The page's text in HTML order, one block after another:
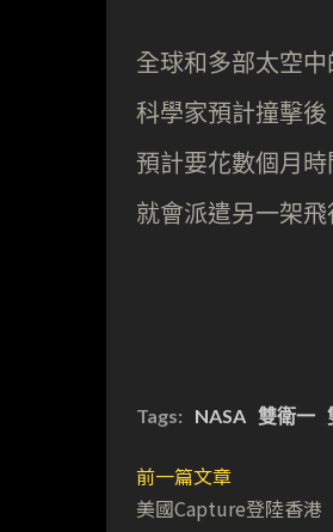
全球和多部太空
科學家預計撞擊
預計要花數個月
就會派遣另一架
Tags: NASA 雙衛一
前一篇文章
美國Capture登陸香